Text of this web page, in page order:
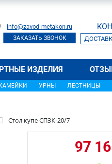
info@zavod-metakon.ru
ЗАКАЗАТЬ ЗВОНОК
ИЗДЕЛИЯ
УРНЫ ЛЕСТНИЦЫ
Стол купе СПЗК-20/7
97